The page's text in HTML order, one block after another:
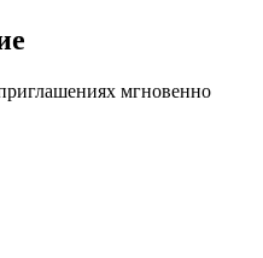
мгновенно